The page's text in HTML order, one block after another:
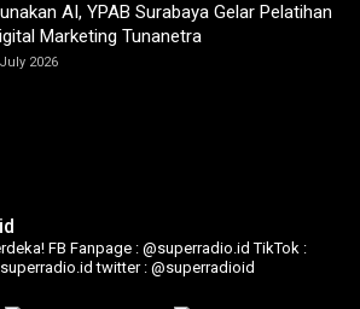
AI, YPAB Surabaya Gelar Pelatihan
Marketing Tunanetra
2026
FB Fanpage : @superradio.id TikTok :
twitter : @superradioid